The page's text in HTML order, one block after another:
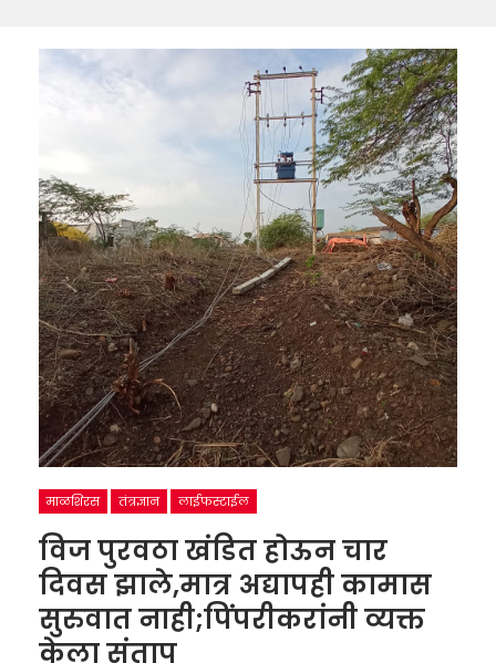
माळशिरस तंत्रज्ञान लाईफस्टाईल
विज पुरवठा खंडित होऊन चार
दिवस झाले,मात्र अद्यापही कामास
सुरुवात नाही;पिंपरीकरांनी व्यक्त
केला संताप